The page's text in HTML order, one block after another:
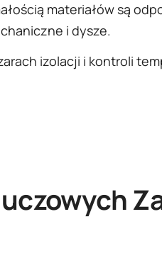
materiałów są
i dysze.
izolacji i kontroli